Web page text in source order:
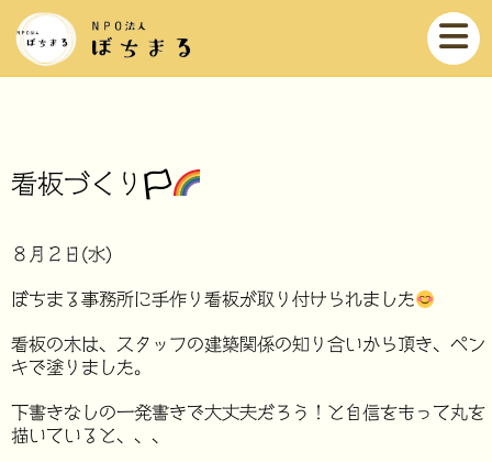
看板づくり🏳‍
８月２日(水)
ぼちまる事務所に手作り看板が取り付けられました
看板の木は、スタッフの建築関係の知り合いから頂き、ペン
キで塗りました。
下書きなしの一発書きで大丈夫だろう！と自信をもって丸を
描いていると、、、